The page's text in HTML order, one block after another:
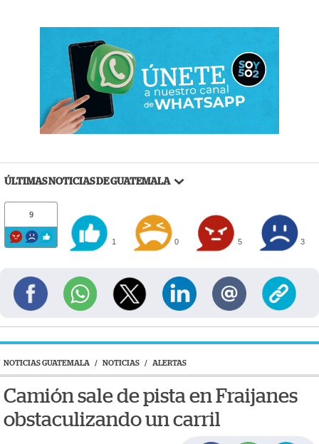
ÚLTIMAS NOTICIAS DE GUATEMALA
9
1 0 5 3
NOTICIAS GUATEMALA / NOTICIAS / ALERTAS
Camión sale de pista en Fraijanes
obstaculizando un carril